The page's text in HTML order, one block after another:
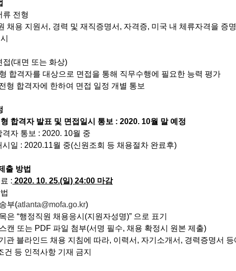
류 전형
채용 지원서, 경력 및 재직증명서, 자격증, 미국 내 체류자격을 증
접(대면 또는 화상)
합격자를 대상으로 면접을 통해 직무수행에 필요한 능력 평가
합격자에 한하여 면접 일정 개별 통보
합격자 발표 및 면접일시 통보 : 2020. 10월 말 예정
격자 통보 : 2020. 10월 중
시일 : 2020.11월 중(신원조회 등 채용절차 완료후)
출 방법
: 2020. 10. 25.(일) 24:00 마감
부(atlanta@mofa.go.kr)
은 “행정직원 채용응시(지원자성명)” 으로 표기
캔 또는 PDF 파일 첨부(서명 필수, 채용 확정시 원본 제출)
블라인드 채용 지침에 따라, 이력서, 자기소개서, 경력증명서 등
등 인적사항 기재 금지